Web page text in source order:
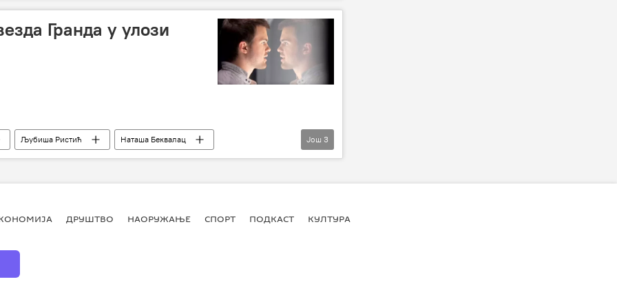
Гранда у улози
Љубиша Ристић
Наташа Беквалац
Тајна црне руке
Још 3
ДРУШТВО НАОРУЖАЊЕ СПОРТ ПОДКАСТ КУЛТУРА